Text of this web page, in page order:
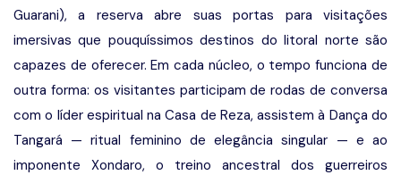
Guarani), a reserva abre suas portas para visitações
imersivas que pouquíssimos destinos do litoral norte são
capazes de oferecer. Em cada núcleo, o tempo funciona de
outra forma: os visitantes participam de rodas de conversa
com o líder espiritual na Casa de Reza, assistem à Dança do
Tangará — ritual feminino de elegância singular — e ao
imponente Xondaro, o treino ancestral dos guerreiros